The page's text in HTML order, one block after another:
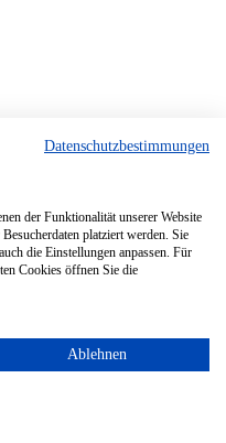
Datenschutzbestimmungen
der Funktionalität unserer Website
platziert werden. Sie
die Einstellungen anpassen. Für
Cookies öffnen Sie die
Ablehnen